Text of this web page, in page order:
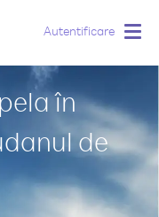
Autentificare
în
de